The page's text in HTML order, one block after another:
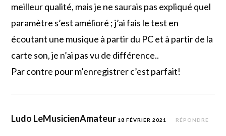
meilleur qualité, mais je ne saurais pas expliqué quel
paramètre s’est amélioré ; j’ai fais le test en
écoutant une musique à partir du PC et à partir de la
carte son, je n’ai pas vu de différence..
Par contre pour m’enregistrer c’est parfait!
Ludo LeMusicienAmateur 18 FÉVRIER 2021 RÉPONDRE